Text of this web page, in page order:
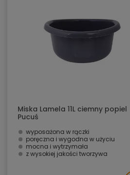
Miska Lamela 11L ciemny popiel
Pucuś
wyposażona w rączki
poręczna i wygodna w użyciu
mocna i wytrzymała
z wysokiej jakości tworzywa